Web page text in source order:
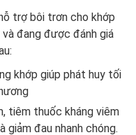
trợ bôi trơn cho khớp
đang được đánh giá
khớp giúp phát huy tối
tiêm thuốc kháng viêm
giảm đau nhanh chóng.